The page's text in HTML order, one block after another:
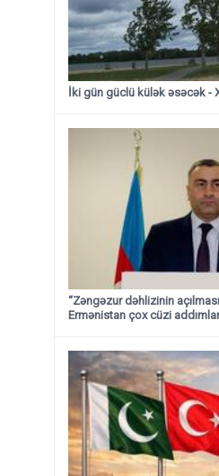
İki gün güclü külək əsəcək -
“Zəngəzur dəhlizinin
Ermənistan çox cüzi addımlar